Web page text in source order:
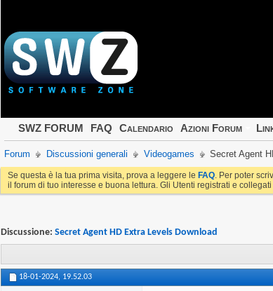
SWZ FORUM FAQ Calendario Azioni Forum
Forum Discussioni generali Videogames Secret Agent
Se questa è la tua prima visita, prova a leggere le FAQ. Per poter
il forum di tuo interesse e buona lettura. Gli Utenti registrati e collegati
Discussione: Secret Agent HD Extra Levels Download
18-01-2024, 19.52.03